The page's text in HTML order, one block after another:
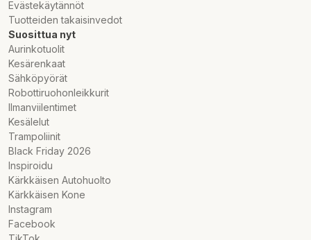
Evästekäytännöt
Tuotteiden takaisinvedot
Suosittua nyt
Aurinkotuolit
Kesärenkaat
Sähköpyörät
Robottiruohonleikkurit
Ilmanviilentimet
Kesälelut
Trampoliinit
Black Friday 2026
Inspiroidu
Kärkkäisen Autohuolto
Kärkkäisen Kone
Instagram
Facebook